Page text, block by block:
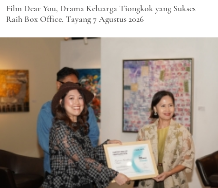
Film Dear You, Drama Keluarga Tiongkok yang Sukses
Raih Box Office, Tayang 7 Agustus 2026